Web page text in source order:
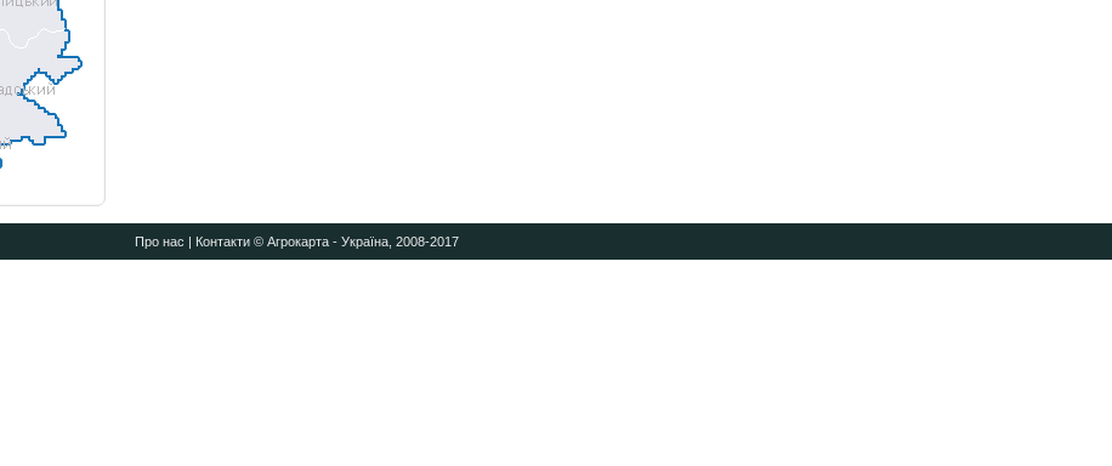
Про нас | Контакти© Агрокарта - Україна, 2008-2017